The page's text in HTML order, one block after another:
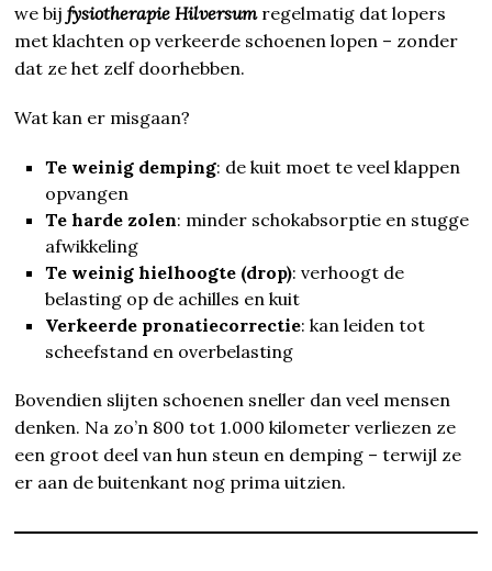
we bijfysiotherapie Hilversumregelmatig dat lopers
met klachten op verkeerde schoenen lopen – zonder
dat ze het zelf doorhebben.
Wat kan er misgaan?
Te weinig demping: de kuit moet te veel klappen
opvangen
Te harde zolen: minder schokabsorptie en stugge
afwikkeling
Te weinig hielhoogte (drop): verhoogt de
belasting op de achilles en kuit
Verkeerde pronatiecorrectie: kan leiden tot
scheefstand en overbelasting
Bovendien slijten schoenen sneller dan veel mensen
denken. Na zo’n 800 tot 1.000 kilometer verliezen ze
een groot deel van hun steun en demping – terwijl ze
er aan de buitenkant nog prima uitzien.